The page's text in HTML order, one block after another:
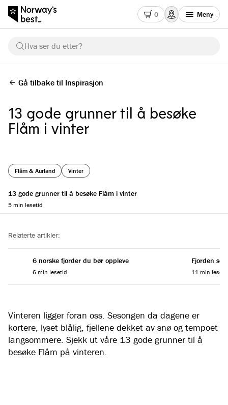
0 Meny
Hva ser du etter?
Gå tilbake til Inspirasjon
13 gode grunner til å besøke
Flåm i vinter
Flåm & Aurland Vinter
13 gode grunner til å besøke Flåm i vinter
5 min lesetid
Relaterte artikler:
6 norske fjorder du bør oppleve
6 min lesetid
Fjorden
11 min
Vinteren ligger foran oss. Sesongen da dagene er
kortere, lyset blålig, fjellene dekket av snø og tempoet
langsommere. Sjekk ut våre 13 gode grunner til å
besøke Flåm på vinteren.